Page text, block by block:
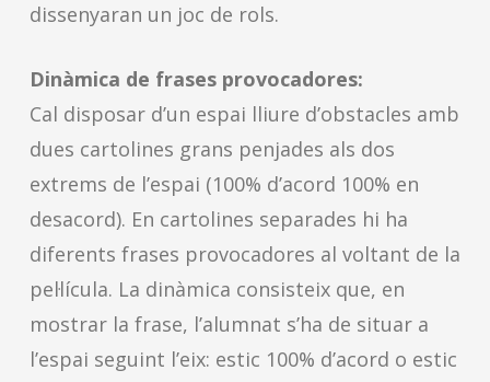
dissenyaran un joc de rols.
Dinàmica de frases provocadores:
Cal disposar d’un espai lliure d’obstacles amb
dues cartolines grans penjades als dos
extrems de l’espai (100% d’acord 100% en
desacord). En cartolines separades hi ha
diferents frases provocadores al voltant de la
pel·lícula. La dinàmica consisteix que, en
mostrar la frase, l’alumnat s’ha de situar a
l’espai seguint l’eix: estic 100% d’acord o estic